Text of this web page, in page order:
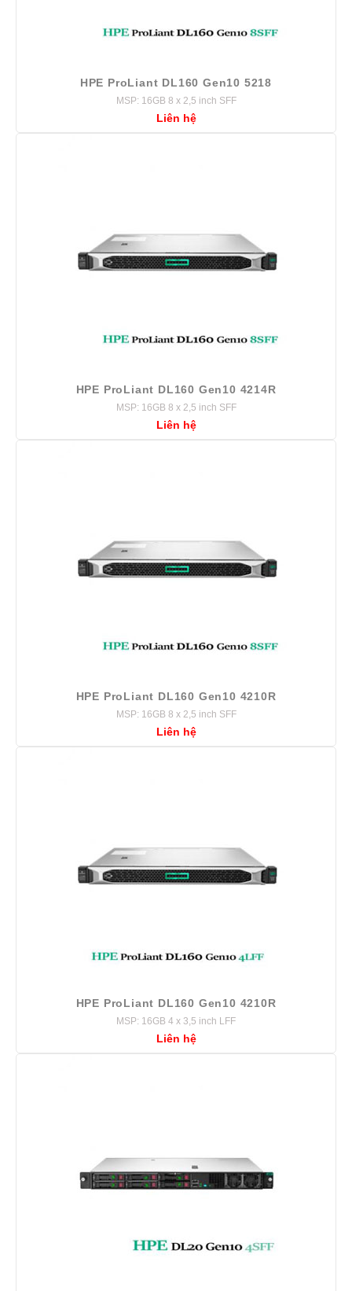
HPE ProLiant DL160 Gen10 5218
MSP: 16GB 8 x 2,5 inch SFF
Liên hệ
HPE ProLiant DL160 Gen10 4214R
MSP: 16GB 8 x 2,5 inch SFF
Liên hệ
HPE ProLiant DL160 Gen10 4210R
MSP: 16GB 8 x 2,5 inch SFF
Liên hệ
HPE ProLiant DL160 Gen10 4210R
MSP: 16GB 4 x 3,5 inch LFF
Liên hệ